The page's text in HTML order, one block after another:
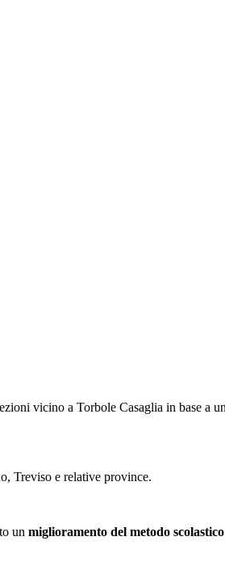
zioni vicino a Torbole Casaglia in base a
Treviso e relative province.
un miglioramento del metodo scolastico